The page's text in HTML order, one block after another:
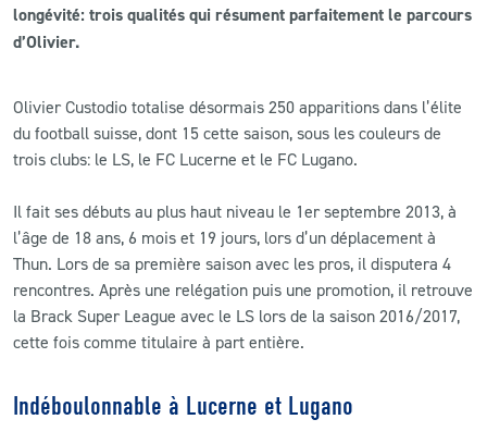
LS ACADEMY CAMPS
PRESSE ET MEDIAS
longévité: trois qualités qui résument parfaitement le parcours
d’Olivier.
Olivier Custodio totalise désormais 250 apparitions dans l’élite
du football suisse, dont 15 cette saison, sous les couleurs de
trois clubs: le LS, le FC Lucerne et le FC Lugano.
Il fait ses débuts au plus haut niveau le 1er septembre 2013, à
l’âge de 18 ans, 6 mois et 19 jours, lors d’un déplacement à
Thun. Lors de sa première saison avec les pros, il disputera 4
rencontres. Après une relégation puis une promotion, il retrouve
la Brack Super League avec le LS lors de la saison 2016/2017,
cette fois comme titulaire à part entière.
Indéboulonnable à Lucerne et Lugano